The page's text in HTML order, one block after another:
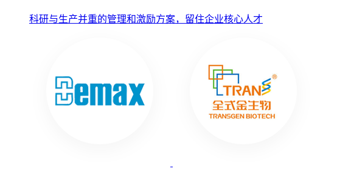
科研与生产并重的管理和激励方案，留住企业核心人才